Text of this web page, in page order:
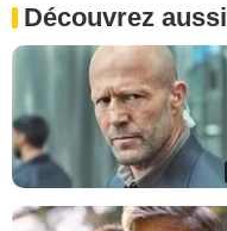
Découvrez aussi